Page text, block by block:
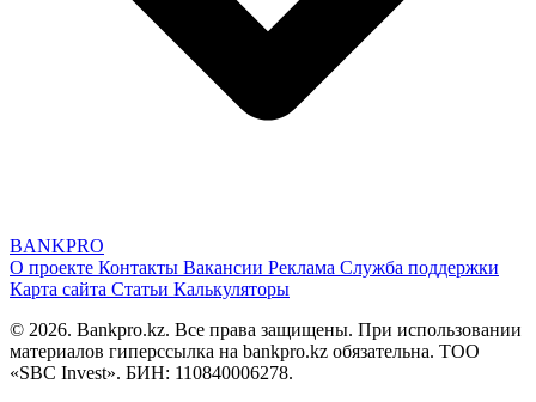
BANKPRO
О проекте Контакты Вакансии Реклама Служба поддержки
Карта сайта Статьи Калькуляторы
© 2026. Bankpro.kz. Все права защищены. При использовании
материалов гиперссылка на bankpro.kz обязательна. ТОО
«SBC Invest». БИН: 110840006278.